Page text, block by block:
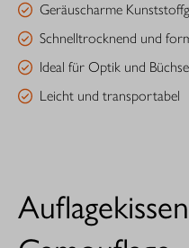
Geräuscharme
Schnelltrocknend und
Ideal für Optik und Büchse
Leicht und transportabel